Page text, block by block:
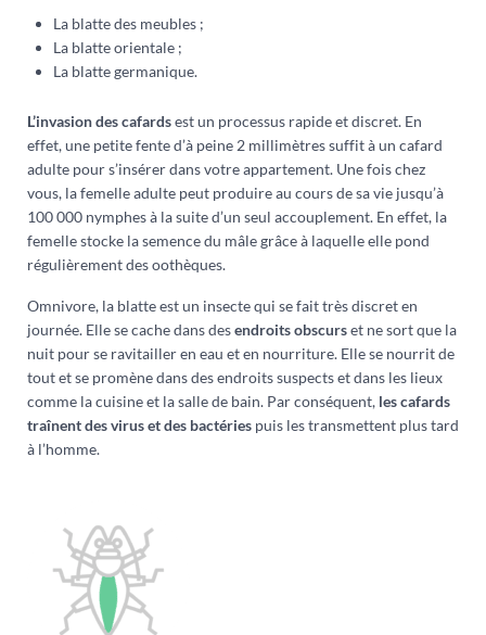
La blatte des meubles ;
La blatte orientale ;
La blatte germanique.
L’invasion des cafardsest un processus rapide et discret. En
effet, une petite fente d’à peine 2 millimètres suffit à un cafard
adulte pour s’insérer dans votre appartement. Une fois chez
vous, la femelle adulte peut produire au cours de sa vie jusqu’à
100 000 nymphes à la suite d’un seul accouplement. En effet, la
femelle stocke la semence du mâle grâce à laquelle elle pond
régulièrement des oothèques.
Omnivore, la blatte est un insecte qui se fait très discret en
journée. Elle se cache dans desendroits obscurset ne sort que la
nuit pour se ravitailler en eau et en nourriture. Elle se nourrit de
tout et se promène dans des endroits suspects et dans les lieux
comme la cuisine et la salle de bain. Par conséquent, les cafards
traînent des virus et des bactéries puis les transmettent plus tard
à l’homme.